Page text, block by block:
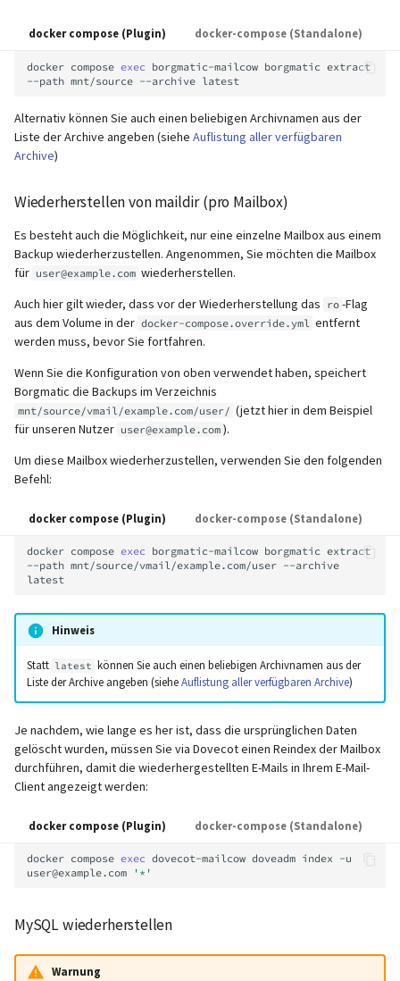
docker compose (Plugin) docker-compose (Standalone)
docker compose exec borgmatic-mailcow borgmatic extract
--path mnt/source --archive
Alternativ können Sie auch einen beliebigen Archivnamen aus der
Liste der Archive angeben (siehe Auflistung aller verfügbaren
Archive)
Wiederherstellen von maildir (pro Mailbox)
Es besteht auch die Möglichkeit, nur eine einzelne Mailbox aus einem
Backup wiederherzustellen. Angenommen, Sie möchten die Mailbox
für user@example.com wiederherstellen.
Auch hier gilt wieder, dass vor der Wiederherstellung das ro -Flag
aus dem Volume in der docker-compose.override.yml entfernt
werden muss, bevor Sie fortfahren.
Wenn Sie die Konfiguration von oben verwendet haben, speichert
Borgmatic die Backups im Verzeichnis
mnt/source/vmail/example.com/user/ (jetzt hier in dem Beispiel
für unseren Nutzer user@example.com ).
Um diese Mailbox wiederherzustellen, verwenden Sie den folgenden
Befehl:
docker compose (Plugin) docker-compose (Standalone)
docker compose exec borgmatic-mailcow borgmatic extract
--path mnt/source/vmail/example.com/user --archive
Hinweis
Statt latest können Sie auch einen beliebigen Archivnamen aus der
Liste der Archive angeben (sieheAuflistung aller verfügbaren Archive)
Je nachdem, wie lange es her ist, dass die ursprünglichen Daten
gelöscht wurden, müssen Sie via Dovecot einen Reindex der Mailbox
durchführen, damit die wiederhergestellten E-Mails in Ihrem E-Mail-
Client angezeigt werden:
docker compose (Plugin) docker-compose (Standalone)
docker compose exec dovecot-mailcow doveadm index -u
user@example.com
'*'
MySQL wiederherstellen
Warnung